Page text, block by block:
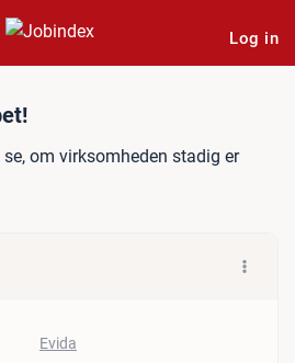
Log in
om virksomheden stadig er